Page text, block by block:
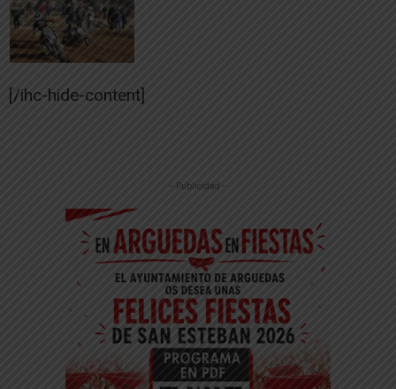
[/ihc-hide-content]
-- Publicidad --